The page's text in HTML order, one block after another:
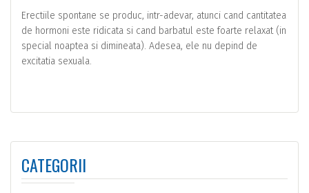
Erectiile spontane se produc, intr-adevar, atunci cand cantitatea
de hormoni este ridicata si cand barbatul este foarte relaxat (in
special noaptea si dimineata). Adesea, ele nu depind de
excitatia sexuala.
CATEGORII